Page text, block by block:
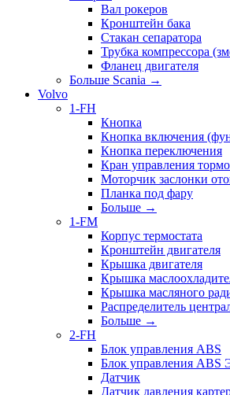
Вал рокеров
Кронштейн бака
Стакан сепаратора
Трубка компрессора
Фланец двигателя
Больше Scania →
Volvo
1-FH
Кнопка
Кнопка включения
Кнопка переключения
Кран управления
Моторчик заслонки
Планка под фару
Больше →
1-FM
Корпус термостата
Кронштейн двигателя
Крышка двигателя
Крышка
Крышка масляного
Распределитель
Больше →
2-FH
Блок управления ABS
Блок управления ABS
Датчик
Датчик давления